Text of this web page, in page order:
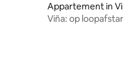
Appartement in
r
Viña: op